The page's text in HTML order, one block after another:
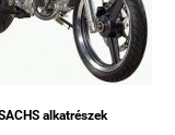
alkatrészek